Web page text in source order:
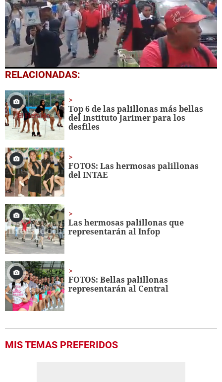
0
seconds
29
seconds
RELACIONADAS:
Top 6 de las palillonas más bellas
del Instituto Jarimer para los
desfiles
FOTOS: Las hermosas palillonas
del INTAE
Las hermosas palillonas que
representarán al Infop
FOTOS: Bellas palillonas
representarán al Central
MIS TEMAS PREFERIDOS